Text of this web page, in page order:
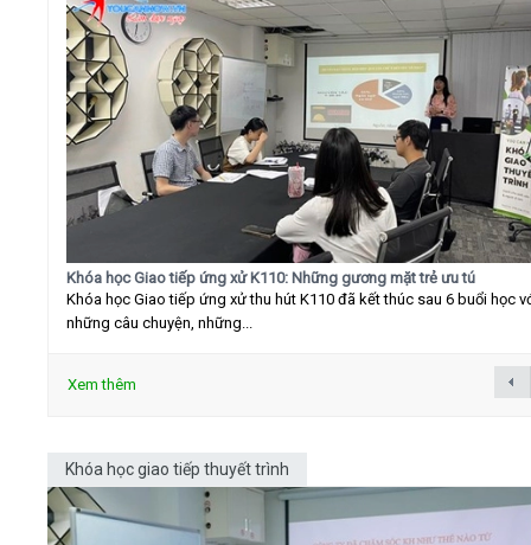
Khóa học Giao tiếp ứng xử K110: Những gương mặt trẻ ưu tú
Khóa học Giao tiếp ứng xử thu hút K110 đã kết thúc sau 6 buổi học
những câu chuyện, những...
Xem thêm
Khóa học giao tiếp thuyết trình